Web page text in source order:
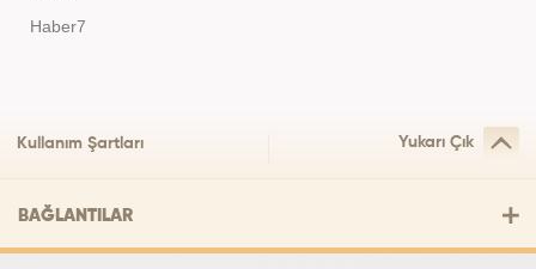
Haber7
Kullanım Şartları Yukarı Çık
BAĞLANTILAR